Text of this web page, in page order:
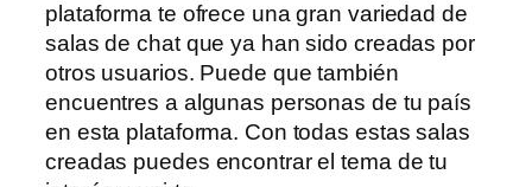
plataforma te ofrece una gran variedad de
salas de chat que ya han sido creadas por
otros usuarios. Puede que también
encuentres a algunas personas de tu país
en esta plataforma. Con todas estas salas
creadas puedes encontrar el tema de tu